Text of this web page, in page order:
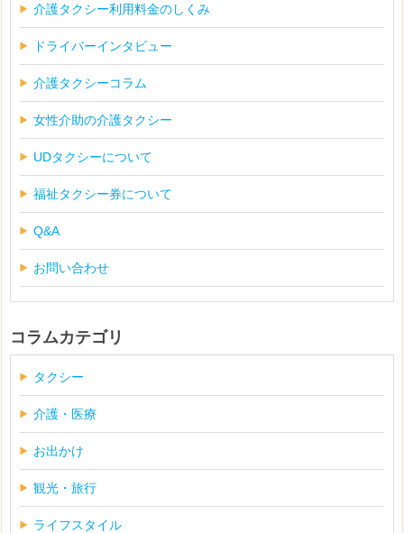
介護タクシー利用料金のしくみ
ドライバーインタビュー
介護タクシーコラム
女性介助の介護タクシー
UDタクシーについて
福祉タクシー券について
Q&A
お問い合わせ
コラムカテゴリ
タクシー
介護・医療
お出かけ
観光・旅行
ライフスタイル